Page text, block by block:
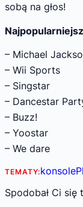
sobą na głos!
– Michael
– Wii Sports
– Singstar
– Dancestar
– Buzz!
– Yoostar
– We dare
TEMATY:konsole
Spodobał Ci się